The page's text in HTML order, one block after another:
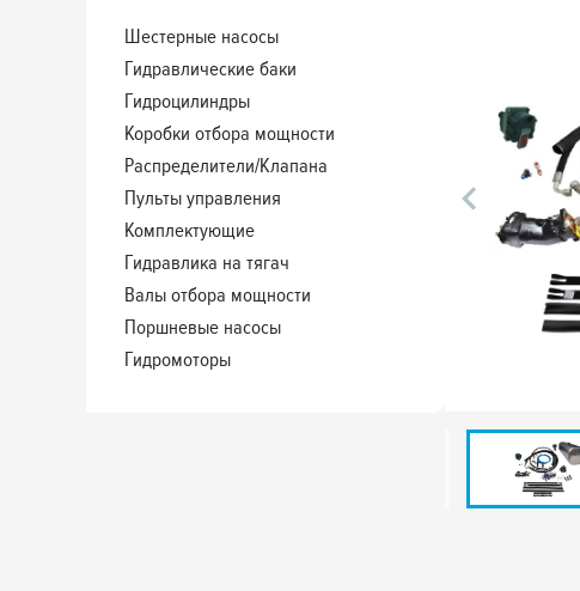
Шестерные насосы
Гидравлические баки
Гидроцилиндры
Коробки отбора мощности
Распределители/Клапана
Пульты управления
Комплектующие
Гидравлика на тягач
Валы отбора мощности
Поршневые насосы
Гидромоторы